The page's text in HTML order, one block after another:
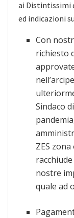
ai Distintissimi
ed indicazioni
Con
richiesto
Sindaco
ZES
nostre
quale ad